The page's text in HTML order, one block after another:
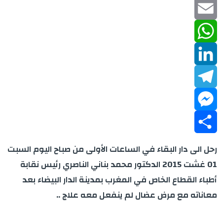
Twitter
Email
WhatsApp
LinkedIn
Telegram
Messenger
Share
رحل الى دار البقاء في الساعات الأولى من صباح اليوم السبت
01 غشت 2015 الدكتور محمد بناني الناصري رئيس نقابة
أطباء القطاع الخاص في المغرب بمدينة الدار البيضاء بعد
معاناته مع مرض عضال لم ينفعل معه علاج ..